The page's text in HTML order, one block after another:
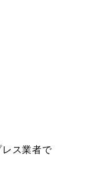
ス業者で